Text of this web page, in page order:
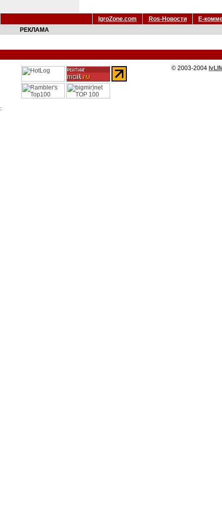
IgroZone.com Ros-Новости
Е-
РЕКЛАМА
© 2003-2004
: